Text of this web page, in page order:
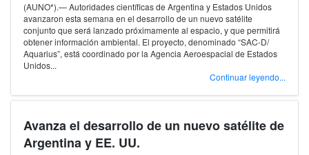
(AUNO*).— Autoridades científicas de Argentina y Estados Unidos
avanzaron esta semana en el desarrollo de un nuevo satélite
conjunto que será lanzado próximamente al espacio, y que permitirá
obtener información ambiental. El proyecto, denominado “SAC-D/
Aquarius”, está coordinado por la Agencia Aeroespacial de Estados
Unidos...
Continuar leyendo...
Avanza el desarrollo de un nuevo satélite de
Argentina y EE. UU.